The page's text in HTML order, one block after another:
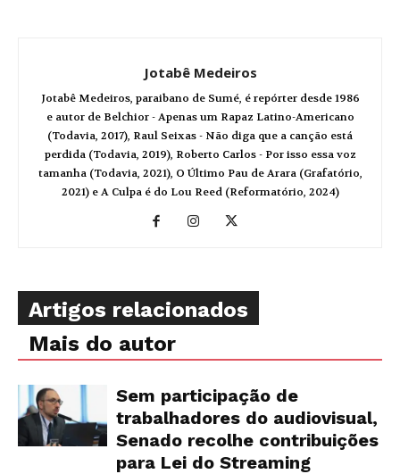
Jotabê Medeiros
Jotabê Medeiros, paraibano de Sumé, é repórter desde 1986
e autor de Belchior - Apenas um Rapaz Latino-Americano
(Todavia, 2017), Raul Seixas - Não diga que a canção está
perdida (Todavia, 2019), Roberto Carlos - Por isso essa voz
tamanha (Todavia, 2021), O Último Pau de Arara (Grafatório,
2021) e A Culpa é do Lou Reed (Reformatório, 2024)
Artigos relacionados
Mais do autor
Sem participação de
trabalhadores do audiovisual,
Senado recolhe contribuições
para Lei do Streaming